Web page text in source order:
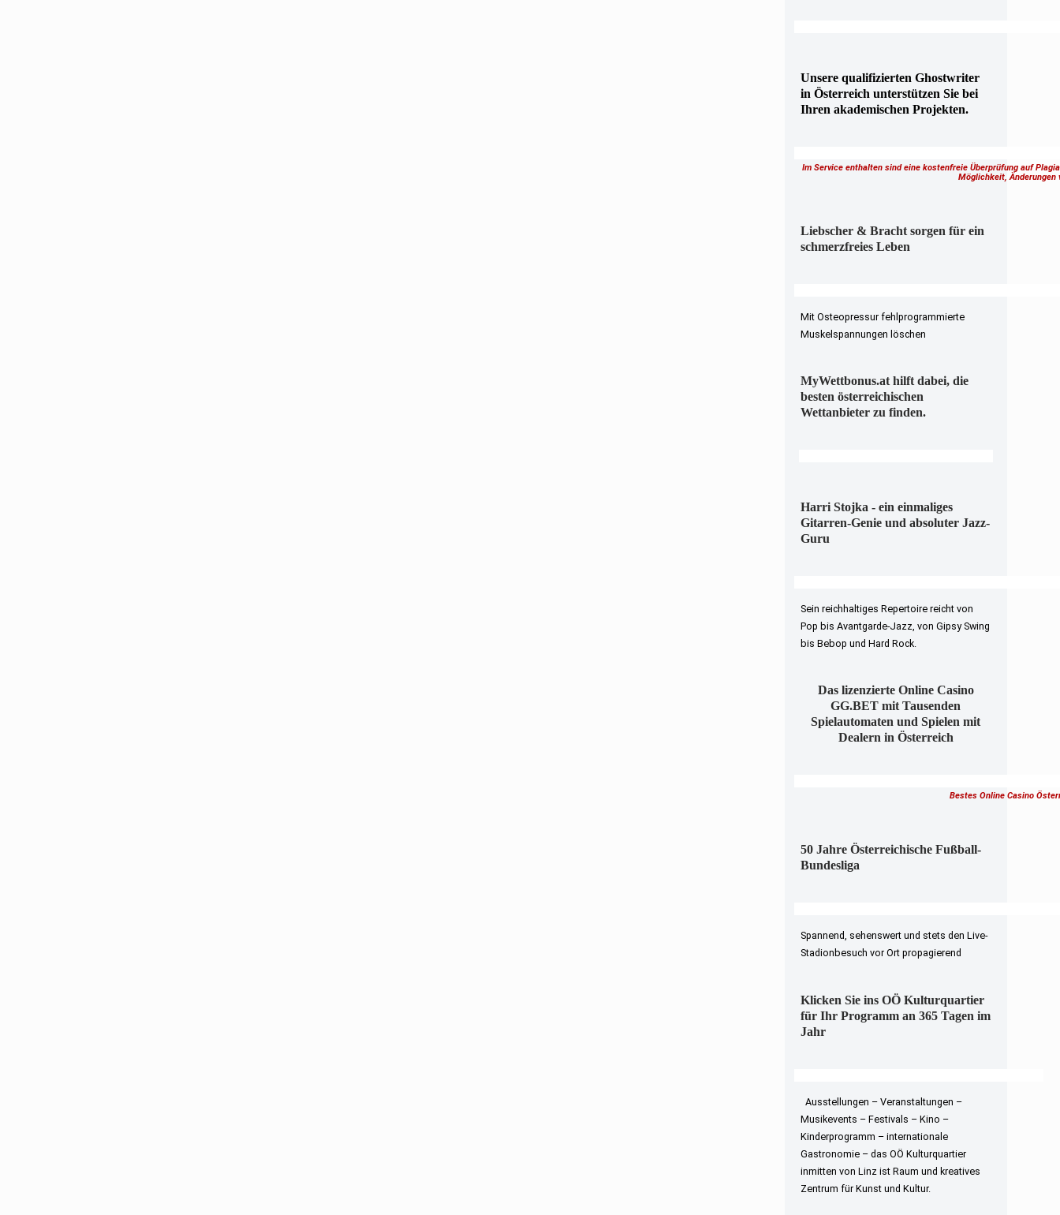
Unsere qualifizierten Ghostwriter
in Österreich unterstützen Sie bei
Ihren akademischen Projekten.
Im Service enthalten sind eine kostenfreie Überprüfung auf
Möglichkeit,
Liebscher & Bracht sorgen für ein
schmerzfreies Leben
Mit Osteopressur fehlprogrammierte
Muskelspannungen löschen
MyWettbonus.at hilft dabei, die
besten österreichischen
Wettanbieter zu finden.
Harri Stojka - ein einmaliges
Gitarren-Genie und absoluter Jazz-
Guru
Sein reichhaltiges Repertoire reicht von
Pop bis Avantgarde-Jazz, von Gipsy Swing
bis Bebop und Hard Rock.
Das lizenzierte Online Casino
GG.BET mit Tausenden
Spielautomaten und Spielen mit
Dealern in Österreich
Bestes Online Casino
50 Jahre Österreichische Fußball-
Bundesliga
Spannend, sehenswert und stets den Live-
Stadionbesuch vor Ort propagierend
Klicken Sie ins OÖ Kulturquartier
für Ihr Programm an 365 Tagen im
Jahr
Ausstellungen – Veranstaltungen –
Musikevents – Festivals – Kino –
Kinderprogramm – internationale
Gastronomie – das OÖ Kulturquartier
inmitten von Linz ist Raum und kreatives
Zentrum für Kunst und Kultur.